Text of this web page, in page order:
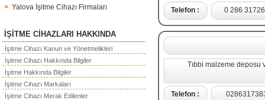
> Yalova İşitme Cihazı Firmaları
İŞİTME CİHAZLARI HAKKINDA
İşitme Cihazı Kanun ve Yönetmelikleri
İşitme Cihazı Hakkında Bilgiler
İşitme Hakkında Bilgiler
İşitme Cihazı Markaları
İşitme Cihazı Merak Edilenler
Telefon : 0 286
Tıbbi malzeme deposu
Telefon :